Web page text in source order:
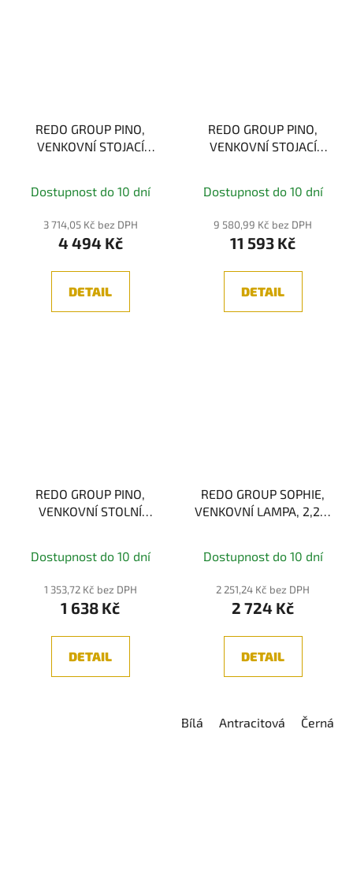
REDO GROUP PINO,
VENKOVNÍ STOJACÍ
Dostupnost do 10 dní
3 714,05 Kč bez DPH
4 494 Kč
DETAIL
REDO GROUP PINO,
VENKOVNÍ STOJACÍ
Dostupnost do 10 dní
9 580,99 Kč bez DPH
11 593 Kč
DETAIL
REDO GROUP PINO,
VENKOVNÍ STOLNÍ
hodnocení
produktu
je
z
Dostupnost do 10 dní
1 353,72 Kč bez DPH
1 638 Kč
DETAIL
REDO GROUP SOPHIE,
VENKOVNÍ LAMPA, 2,2W
Dostupnost do 10 dní
2 251,24 Kč bez DPH
2 724 Kč
DETAIL
Bílá Antracitová Černá